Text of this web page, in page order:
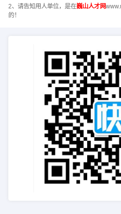
2、请告知用人单位，是在巍山人才网
的！